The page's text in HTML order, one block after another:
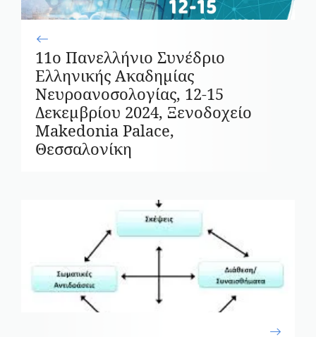
11ο Πανελλήνιο Συνέδριο
Ελληνικής Ακαδημίας
Νευροανοσολογίας, 12-15
Δεκεμβρίου 2024, Ξενοδοχείο
Makedonia Palace,
Θεσσαλονίκη